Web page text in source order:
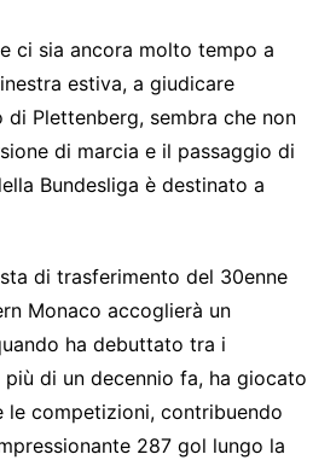
ci sia ancora molto tempo a
estiva, a giudicare
di Plettenberg, sembra che non
di marcia e il passaggio di
Bundesliga è destinato a
di trasferimento del 30enne
Monaco accoglierà un
ha debuttato tra i
di un decennio fa, ha giocato
competizioni, contribuendo
287 gol lungo la